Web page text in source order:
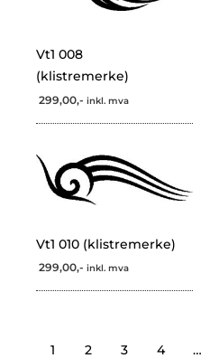
Vt1 008
(klistremerke)
299,00,- inkl. mva
Vt1 010 (klistremerke)
299,00,- inkl. mva
1 2 3 4 …